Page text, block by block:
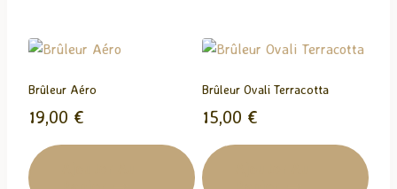
n
…
Brûleur Aéro
19,00 €
Brûleur Ovali Terracotta
15,00 €